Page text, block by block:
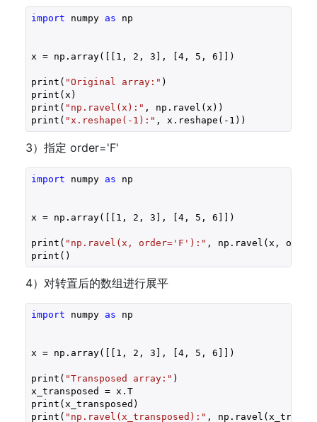
import numpy as np
x = np.array([[ 1 , 2 , 3 ], [4, 5 , 6 ]])
print( "Original array:" )
print(x)
print( "np.ravel(x):" , np.ravel(x))
print( "x.reshape(-1):" , x.reshape( -1 ))
3）指定 order='F'
import numpy as np
x = np.array([[ 1 , 2 , 3 ], [4, 5 , 6 ]])
print( "np.ravel(x, order='F'):" , np.ravel(x,
print()
4）对转置后的数组进行展平
import numpy as np
x = np.array([[ 1 , 2 , 3 ], [4, 5 , 6 ]])
print( "Transposed array:" )
x_transposed = x.T
print(x_transposed)
print( "np.ravel(x_transposed):" ,